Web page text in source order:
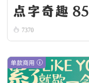
点字奇趣 85
7370
单款商用